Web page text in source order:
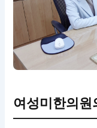
여성미한의원